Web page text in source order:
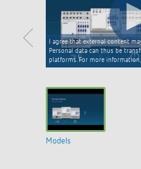
I agree that external content
Personal data can thus be
platforms. For more
Models